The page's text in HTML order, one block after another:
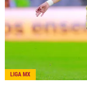
LIGA MX